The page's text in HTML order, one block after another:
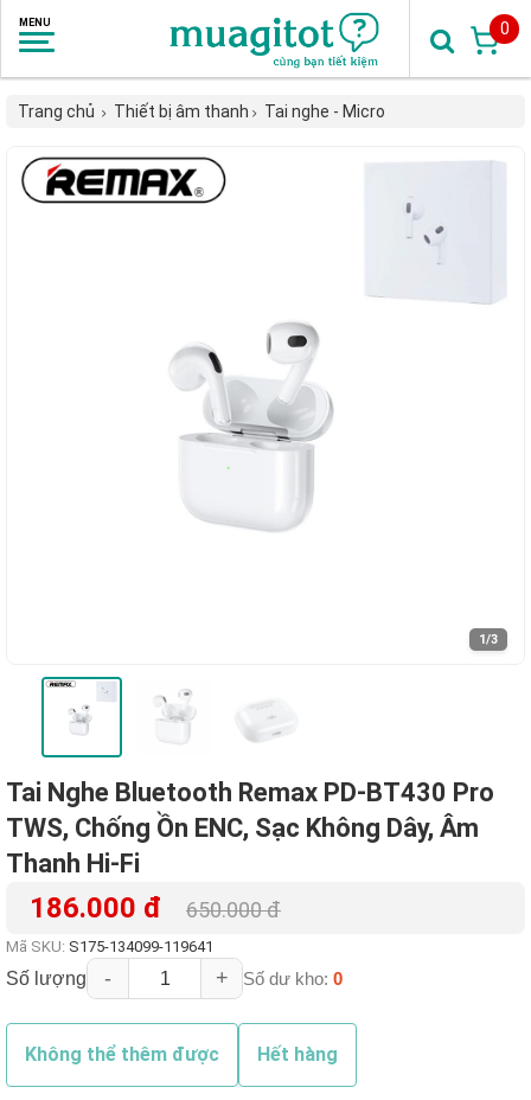
0
Trang chủ Thiết bị âm thanh Tai nghe - Micro
1/3
Tai Nghe Bluetooth Remax PD-BT430 Pro
TWS, Chống Ồn ENC, Sạc Không Dây, Âm
Thanh Hi-Fi
186.000 đ 650.000 đ
Mã SKU: S175-134099-119641
Số lượng - + Số dư kho: 0
Không thể thêm được Hết hàng